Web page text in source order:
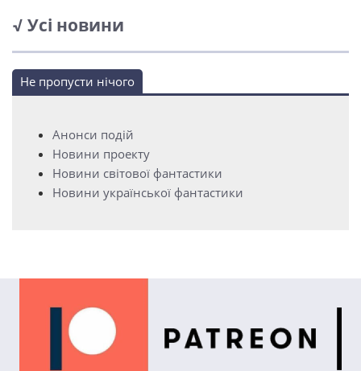
√ Усі новини
Не пропусти нічого
Анонси подій
Новини проекту
Новини світової фантастики
Новини української фантастики